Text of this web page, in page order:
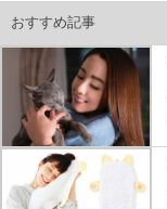
おすすめ記事